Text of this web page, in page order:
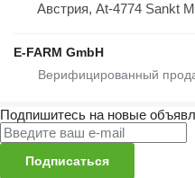
Австрия, At-4774 Sankt
E-FARM GmbH
Подпишитесь на новые
Подписаться